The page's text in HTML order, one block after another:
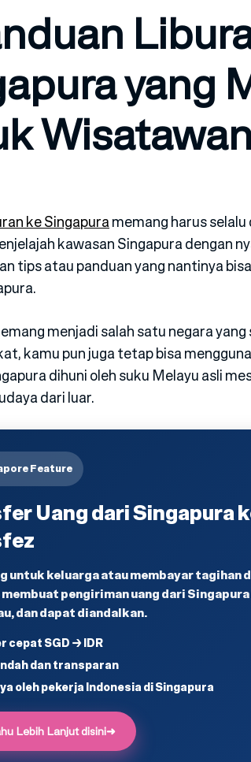
yang
ke Singapuramemang harus
kawasan Singapura dengan
tips atau panduan yang nantinya
menjadi salah satu negara
kamu pun juga tetap bisa
dihuni oleh suku Melayu asli
dari luar.
Feature
Uang dari Singapura
untuk keluarga atau membayar tagihan
pengiriman uang dari
dan dapat diandalkan.
cepat SGD → IDR
dan transparan
oleh pekerja Indonesia di Singapura
Lebih Lanjut disini➜